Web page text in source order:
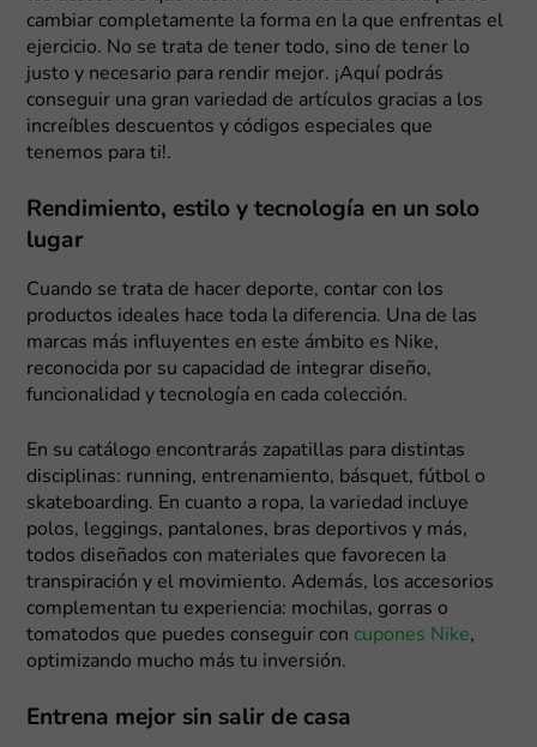
cambiar completamente la forma en la que enfrentas el
ejercicio. No se trata de tener todo, sino de tener lo
justo y necesario para rendir mejor. ¡Aquí podrás
conseguir una gran variedad de artículos gracias a los
increíbles descuentos y códigos especiales que
tenemos para ti!.
Rendimiento, estilo y tecnología en un solo
lugar
Cuando se trata de hacer deporte, contar con los
productos ideales hace toda la diferencia. Una de las
marcas más influyentes en este ámbito es Nike,
reconocida por su capacidad de integrar diseño,
funcionalidad y tecnología en cada colección.
En su catálogo encontrarás zapatillas para distintas
disciplinas: running, entrenamiento, básquet, fútbol o
skateboarding. En cuanto a ropa, la variedad incluye
polos, leggings, pantalones, bras deportivos y más,
todos diseñados con materiales que favorecen la
transpiración y el movimiento. Además, los accesorios
complementan tu experiencia: mochilas, gorras o
tomatodos que puedes conseguir con cupones Nike,
optimizando mucho más tu inversión.
Entrena mejor sin salir de casa